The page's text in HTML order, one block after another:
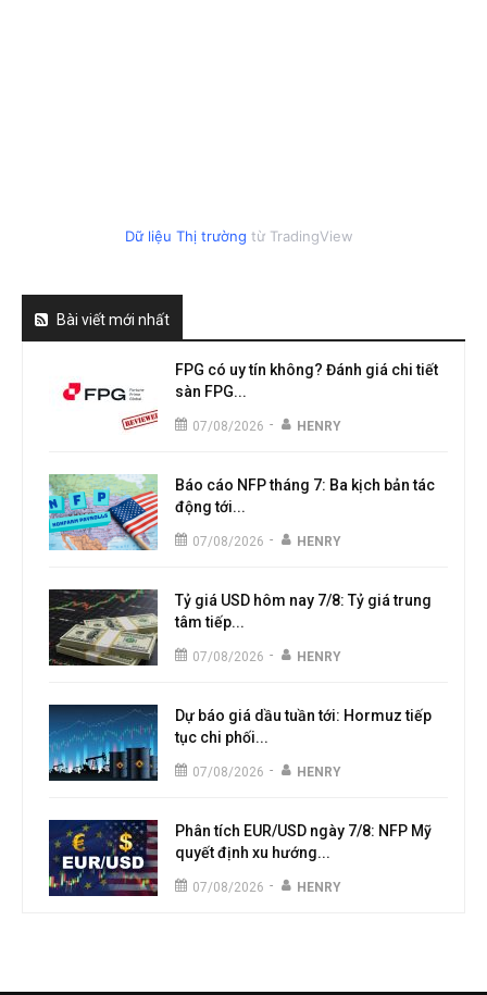
Dữ liệu Thị trường từ TradingView
Bài viết mới nhất
FPG có uy tín không? Đánh giá chi tiết
sàn FPG...
07/08/2026 - HENRY
Báo cáo NFP tháng 7: Ba kịch bản tác
động tới...
07/08/2026 - HENRY
Tỷ giá USD hôm nay 7/8: Tỷ giá trung
tâm tiếp...
07/08/2026 - HENRY
Dự báo giá dầu tuần tới: Hormuz tiếp
tục chi phối...
07/08/2026 - HENRY
Phân tích EUR/USD ngày 7/8: NFP Mỹ
quyết định xu hướng...
07/08/2026 - HENRY